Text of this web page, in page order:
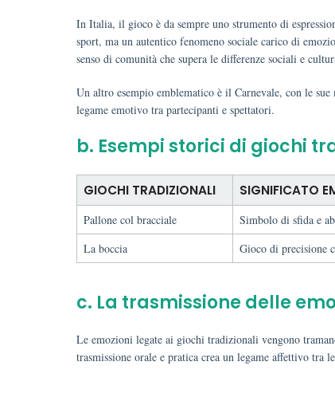
In Italia, il gioco è da sempre uno strumento di
sport, ma un autentico fenomeno sociale carico di
senso di comunità che supera le differenze sociali e
Un altro esempio emblematico è il Carnevale, con le
legame emotivo tra partecipanti e spettatori.
b. Esempi storici di giochi
GIOCHI TRADIZIONALI SIGNIFICATO
Pallone col bracciale
Simbolo di sfida e
La boccia
Gioco di precisione
c. La trasmissione delle
Le emozioni legate ai giochi tradizionali vengono
trasmissione orale e pratica crea un legame affettivo